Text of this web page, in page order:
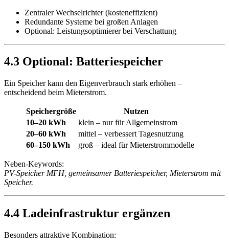
Zentraler Wechselrichter (kosteneffizient)
Redundante Systeme bei großen Anlagen
Optional: Leistungsoptimierer bei Verschattung
4.3 Optional: Batteriespeicher
Ein Speicher kann den Eigenverbrauch stark erhöhen –
entscheidend beim Mieterstrom.
Speichergröße
Nutzen
10–20 kWh
klein – nur für Allgemeinstrom
20–60 kWh
mittel – verbessert Tagesnutzung
60–150 kWh
groß – ideal für Mieterstrommodelle
Neben-Keywords:
PV-Speicher MFH, gemeinsamer Batteriespeicher, Mieterstrom mit
Speicher.
4.4 Ladeinfrastruktur ergänzen
Besonders attraktive Kombination: